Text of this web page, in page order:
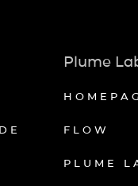
Plume
FLOW
PLUME